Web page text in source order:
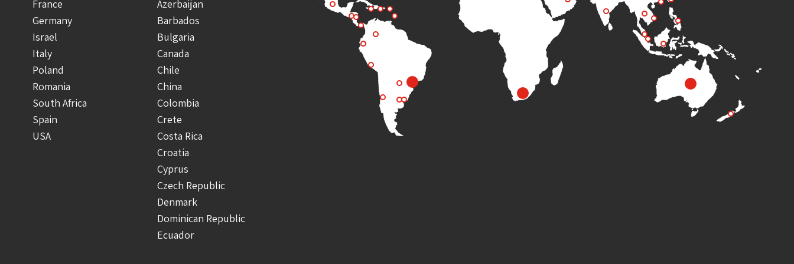
France
Germany
Israel
Italy
Poland
Romania
South Africa
Spain
USA
Azerbaijan
Barbados
Bulgaria
Canada
Chile
China
Colombia
Crete
Costa Rica
Croatia
Cyprus
Czech Republic
Denmark
Dominican Republic
Ecuador